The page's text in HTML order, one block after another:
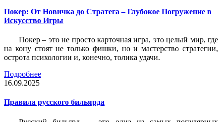
Покер: От Новичка до Стратега – Глубокое Погружение в
Искусство Игры
Покер – это не просто карточная игра, это целый мир, где
на кону стоят не только фишки, но и мастерство стратегии,
острота психологии и, конечно, толика удачи.
Подробнее
16.09.2025
Правила русского бильярда